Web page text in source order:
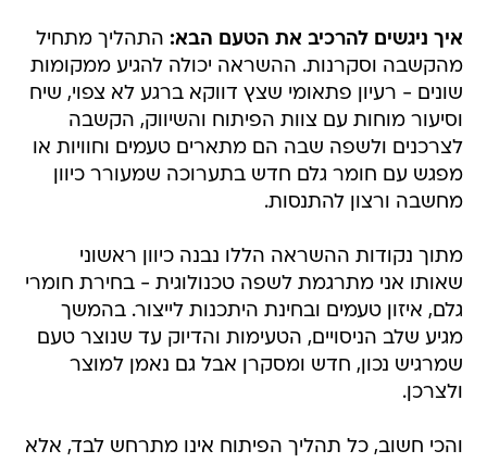
איך ניגשים להרכיב את הטעם הבא: התהליך מתחיל
מהקשבה וסקרנות. ההשראה יכולה להגיע ממקומות
שונים - רעיון פתאומי שצץ דווקא ברגע לא צפוי, שיח
וסיעור מוחות עם צוות הפיתוח והשיווק, הקשבה
לצרכנים ולשפה שבה הם מתארים טעמים וחוויות או
מפגש עם חומר גלם חדש בתערוכה שמעורר כיוון
מחשבה ורצון להתנסות.
מתוך נקודות ההשראה הללו נבנה כיוון ראשוני
שאותו אני מתרגמת לשפה טכנולוגית - בחירת חומרי
גלם, איזון טעמים ובחינת היתכנות לייצור. בהמשך
מגיע שלב הניסויים, הטעימות והדיוק עד שנוצר טעם
שמרגיש נכון, חדש ומסקרן אבל גם נאמן למוצר
ולצרכן.
והכי חשוב, כל תהליך הפיתוח אינו מתרחש לבד, אלא